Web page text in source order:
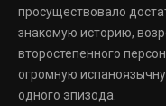
просуществовало
знакомую историю,
второстепенного
огромную
одного эпизода.